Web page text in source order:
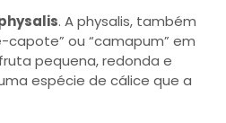
. A physalis, também
ou “camapum” em
pequena, redonda e
espécie de cálice que a